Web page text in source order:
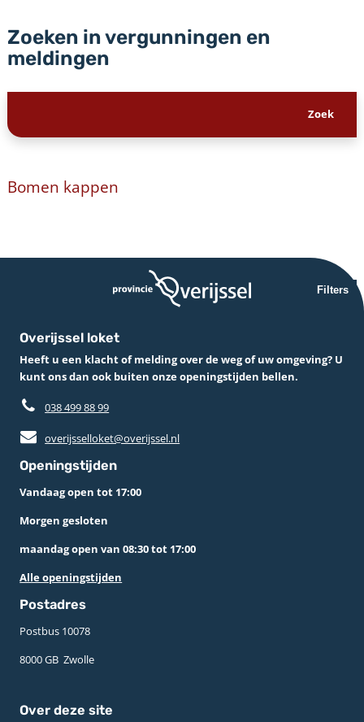
Zoeken in vergunningen en
meldingen
Bomen kappen
Filters
Overijssel loket
Heeft u een klacht of melding over de weg of uw omgeving? U
kunt ons dan ook buiten onze openingstijden bellen.
038 499 88 99
overijsselloket@overijssel.nl
Openingstijden
Vandaag open tot 17:00
Morgen gesloten
maandag open van 08:30 tot 17:00
Alle openingstijden
Postadres
Postbus 10078 ­
8000 GB ­ Zwolle
Over deze site